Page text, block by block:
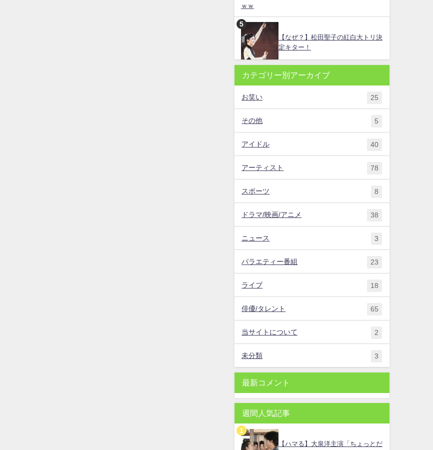
ｗｗ
【なぜ？】松田聖子の紅白大トリ決
定キター！
カテゴリー別アーカイブ
お笑い 25
その他 5
アイドル 40
アーティスト 78
スポーツ 8
ドラマ/映画/アニメ 38
ニュース 3
バラエティー番組 23
ライブ 18
俳優/タレント 65
当サイトについて 2
未分類 3
最新コメント
週間人気記事
【ハマる】大泉洋主演「ちょっとだ